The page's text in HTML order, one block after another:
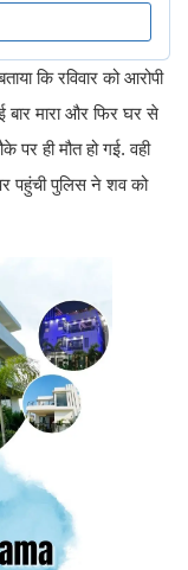
कि रविवार को आरोपी
बार मारा और फिर घर से
पर ही मौत हो गई. वही
पहुंची पुलिस ने शव को